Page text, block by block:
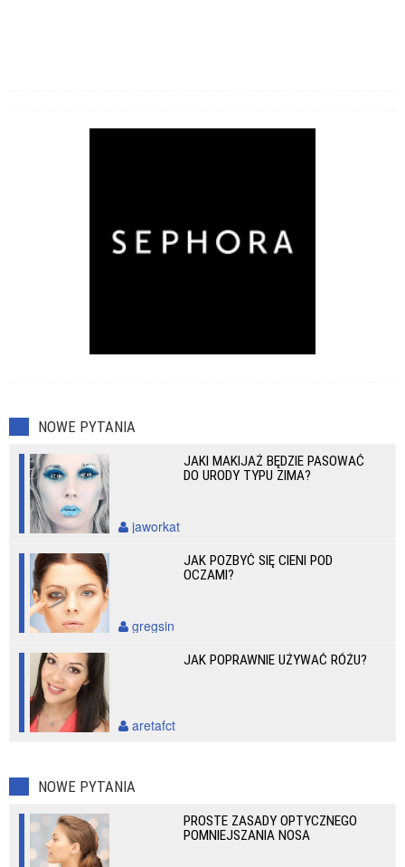
NOWE PYTANIA
JAKI MAKIJAŻ BĘDZIE PASOWAĆ
DO URODY TYPU ZIMA?
jaworkat
JAK POZBYĆ SIĘ CIENI POD
OCZAMI?
gregsin
JAK POPRAWNIE UŻYWAĆ RÓŻU?
aretafct
NOWE PYTANIA
PROSTE ZASADY OPTYCZNEGO
POMNIEJSZANIA NOSA